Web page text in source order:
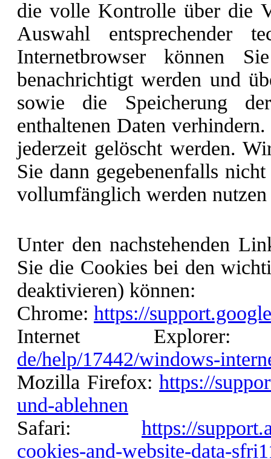
die volle Kontrolle über die
Auswahl entsprechender
Internetbrowser können
benachrichtigt werden und
sowie die Speicherung
enthaltenen Daten
jederzeit gelöscht werden.
Sie dann gegebenenfalls
vollumfänglich werden
Unter den nachstehenden
Sie die Cookies bei den
deaktivieren) können:
Chrome: https://
Internet
de/help/17442/windows-
Mozilla Firefox: https://
und-ablehnen
Safari: https://
cookies-and-website-data-